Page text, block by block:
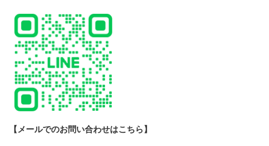
【メールでのお問い合わせはこちら】